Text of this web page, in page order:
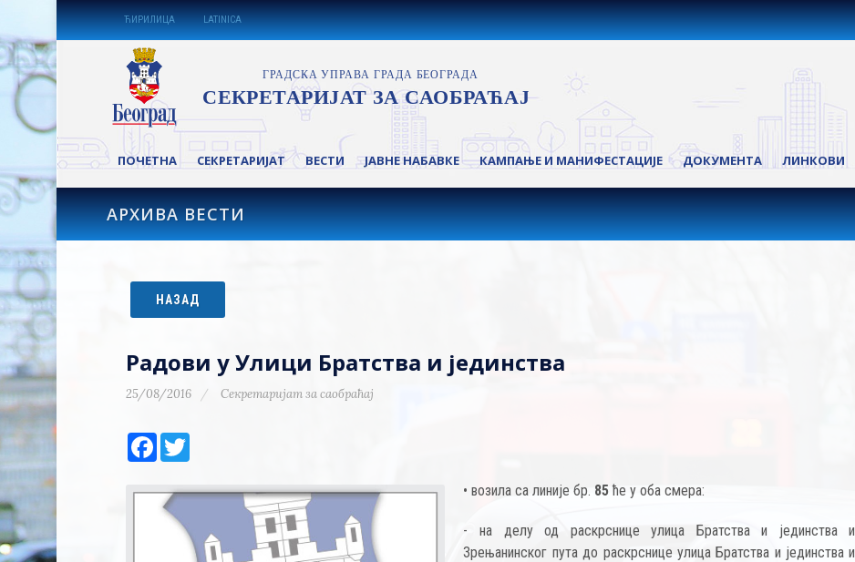
ЋИРИЛИЦА LATINICA
ПОЧЕТНА СЕКРЕТАРИЈАТ ВЕСТИ ЈАВНЕ НАБАВКЕ КАМПАЊЕ И МАНИФЕСТАЦИЈЕ ДОКУМЕНТА ЛИНКОВИ
АРХИВА ВЕСТИ
НАЗАД
Радови у Улици Братства и јединства
25/08/2016 Секретаријат за саобраћај
Facebook
• возила са линије бр. 85ће у оба смера:
- на делу од раскрснице улица Братства и јединства и
Зрењанинског пута до раскрснице улица Братства и јединства и